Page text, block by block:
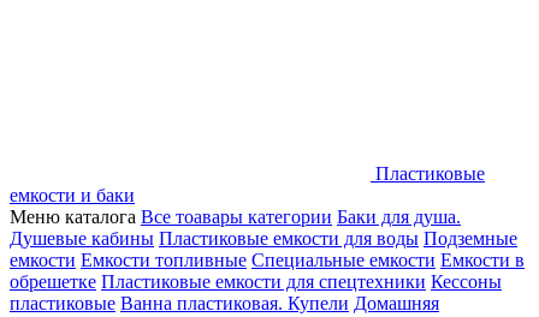
Пластиковые
емкости и баки
Меню каталога Все тоавары категории Баки для душа.
Душевые кабины Пластиковые емкости для воды Подземные
емкости Емкости топливные Специальные емкости Емкости в
обрешетке Пластиковые емкости для спецтехники Кессоны
пластиковые Ванна пластиковая. Купели Домашняя